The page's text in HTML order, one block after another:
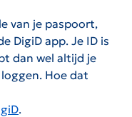
van je paspoort,
DigiD app. Je ID is
dan wel altijd je
Hoe dat
.